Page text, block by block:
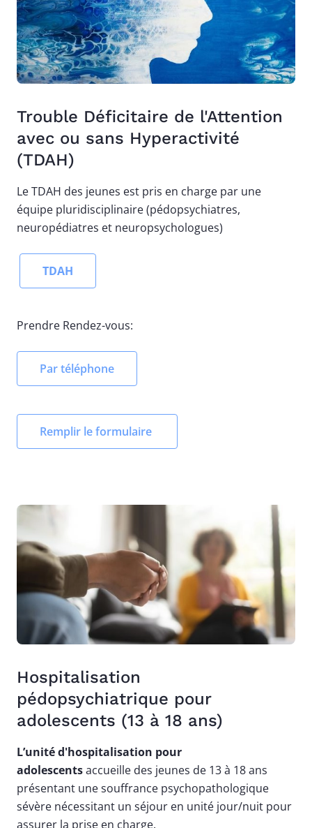
Trouble Déficitaire de l'Attention
avec ou sans Hyperactivité
(TDAH)
LeTDAH des jeunes est pris en charge par une
équipe pluridisciplinaire (pédopsychiatres,
neuropédiatres et neuropsychologues)
TDAH
Prendre Rendez-vous:
Par téléphone
Remplir le formulaire
Image
Hospitalisation
pédopsychiatrique pour
adolescents (13 à 18 ans)
L’unité d'hospitalisation pour
adolescentsaccueille des jeunes de 13 à 18 ans
présentant une souffrance psychopathologique
sévère nécessitant un séjour en unité jour/nuit pour
assurer la prise en charge.